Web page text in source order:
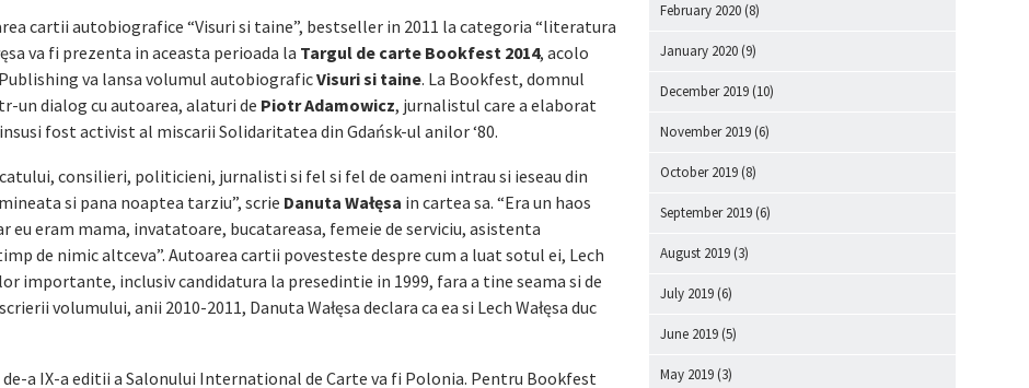
cartii autobiografice “Visuri si taine”, bestseller in 2011 la categoria “literatura
va fi prezenta in aceasta perioada la Targul de carte Bookfest 2014, acolo
va lansa volumul autobiograficVisuri si taine. La Bookfest, domnul
un dialog cu autoarea, alaturi de Piotr Adamowicz, jurnalistul care a elaborat
fost activist al miscarii Solidaritatea din Gdańsk-ul anilor ‘80.
consilieri, politicieni, jurnalisti si fel si fel de oameni intrau si ieseau din
si pana noaptea tarziu”, scrie Danuta Wałęsa in cartea sa. “Era un haos
eu eram mama, invatatoare, bucatareasa, femeie de serviciu, asistenta
de nimic altceva”. Autoarea cartii povesteste despre cum a luat sotul ei, Lech
importante, inclusiv candidatura la presedintie in 1999, fara a tine seama si de
volumului, anii 2010-2011, Danuta Wałęsa declara ca ea si Lech Wałęsa duc
a IX-a editii a Salonului International de Carte va fi Polonia. Pentru Bookfest
February 2020 (8)
January 2020 (9)
December 2019 (10)
November 2019 (6)
October 2019 (8)
September 2019 (6)
August 2019 (3)
July 2019 (6)
June 2019 (5)
May 2019 (3)